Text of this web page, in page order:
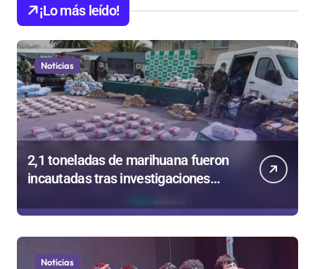
¡Lo más leído!
Noticias
2,1 toneladas de marihuana fueron
incautadas tras investigaciones
Noticias